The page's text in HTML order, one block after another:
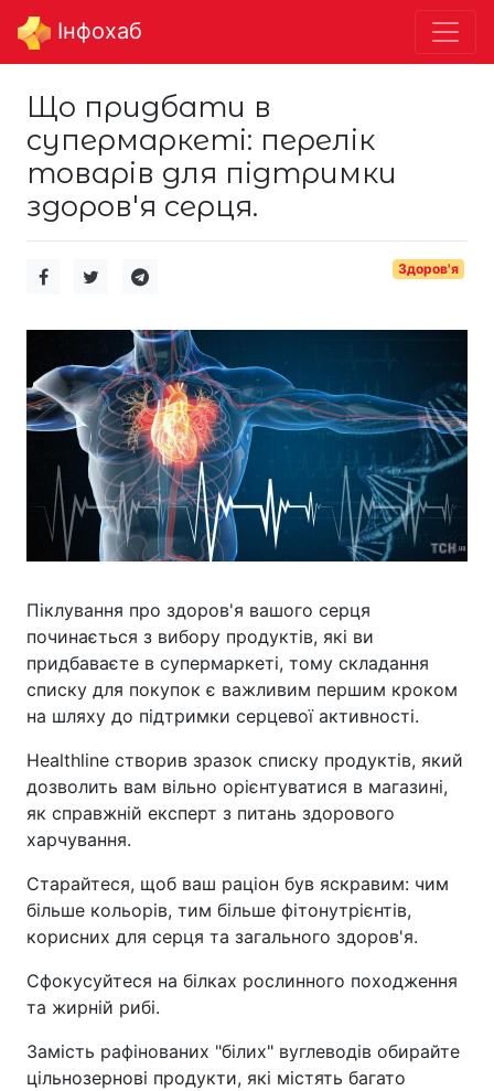
Інфохаб
Що придбати в
супермаркеті: перелік
товарів для підтримки
здоров'я серця.
Здоров'я
Піклування про здоров'я вашого серця
починається з вибору продуктів, які ви
придбаваєте в супермаркеті, тому складання
списку для покупок є важливим першим кроком
на шляху до підтримки серцевої активності.
Healthline створив зразок списку продуктів, який
дозволить вам вільно орієнтуватися в магазині,
як справжній експерт з питань здорового
харчування.
Старайтеся, щоб ваш раціон був яскравим: чим
більше кольорів, тим більше фітонутрієнтів,
корисних для серця та загального здоров'я.
Сфокусуйтеся на білках рослинного походження
та жирній рибі.
Замість рафінованих "білих" вуглеводів обирайте
цільнозернові продукти, які містять багато